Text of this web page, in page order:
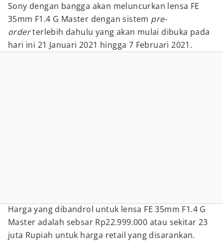
Sony dengan bangga akan meluncurkan lensa FE
35mm F1.4 G Master dengan sistem pre-
orderterlebih dahulu yang akan mulai dibuka pada
hari ini 21 Januari 2021 hingga 7 Februari 2021.
Harga yang dibandrol untuk lensa FE 35mm F1.4 G
Master adalah sebsar Rp22.999.000 atau sekitar 23
juta Rupiah untuk harga retail yang disarankan.